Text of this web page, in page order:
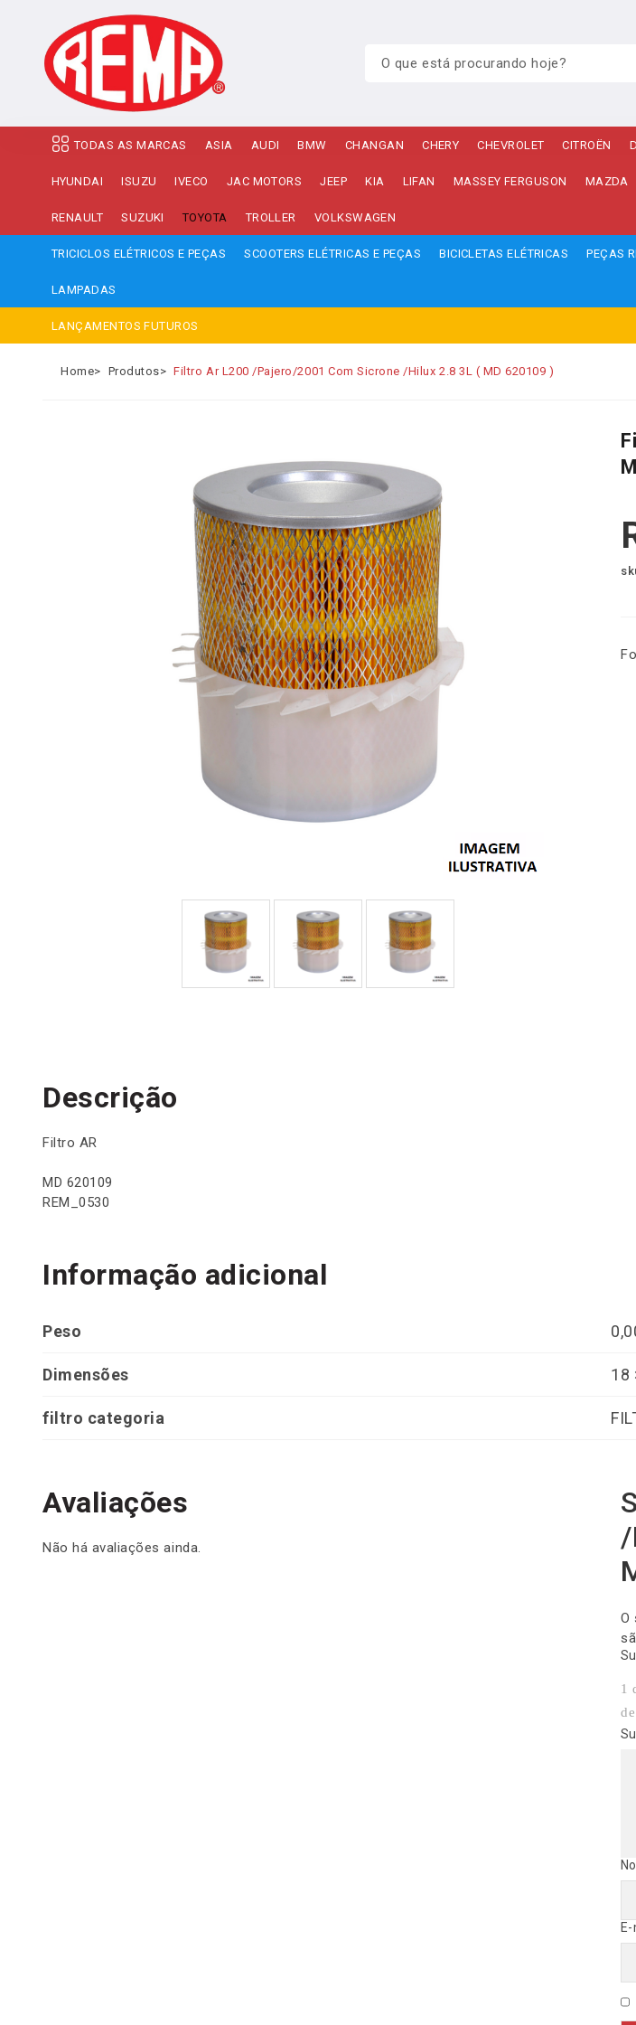
TODAS AS MARCAS ASIA AUDI BMW CHANGAN CHERY CHEVROLET CITROËN
HYUNDAI ISUZU IVECO JAC MOTORS JEEP KIA LIFAN MASSEY FERGUSON MAZDA
RENAULT SUZUKI TOYOTA TROLLER VOLKSWAGEN
TRICICLOS ELÉTRICOS E PEÇAS SCOOTERS ELÉTRICAS E PEÇAS BICICLETAS ELÉTRICAS PEÇAS
LAMPADAS
LANÇAMENTOS FUTUROS
Home Produtos Filtro Ar L200 /Pajero/2001 Com Sicrone /Hilux 2.8 3L ( MD 620109 )
Descrição
Filtro AR
MD 620109
REM_0530
Informação adicional
Peso
Dimensões 18
filtro categoria
Avaliações
Não há avaliações ainda.
O
1